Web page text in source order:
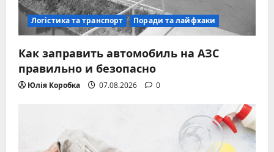
Логістика та транспорт Поради та лайфхаки
Как заправить автомобиль на АЗС
правильно и безопасно
Юлія Коробка 07.08.2026 0